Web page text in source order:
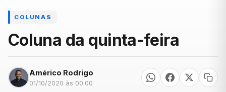
COLUNAS
Coluna da quinta-feira
Américo Rodrigo
01/10/2020 às 00:00